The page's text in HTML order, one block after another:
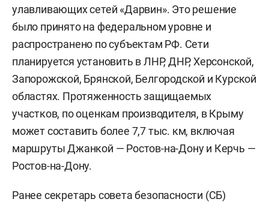
улавливающих сетей «Дарвин». Это решение
было принято на федеральном уровне и
распространено по субъектам РФ. Сети
планируется установить в ЛНР, ДНР, Херсонской,
Запорожской, Брянской, Белгородской и Курской
областях. Протяженность защищаемых
участков, по оценкам производителя, в Крыму
может составить более 7,7 тыс. км, включая
маршруты Джанкой — Ростов-на-Дону и Керчь —
Ростов-на-Дону.
Ранее секретарь совета безопасности (СБ)